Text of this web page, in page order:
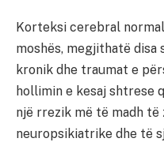
Korteksi cerebral
moshës, megjithatë
kronik dhe traumat e
hollimin e kesaj shtrese
një rrezik më të madh
neuropsikiatrike dhe të